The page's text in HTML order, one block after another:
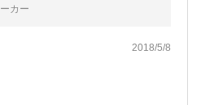
ル便不可】
カー
2018/5/8